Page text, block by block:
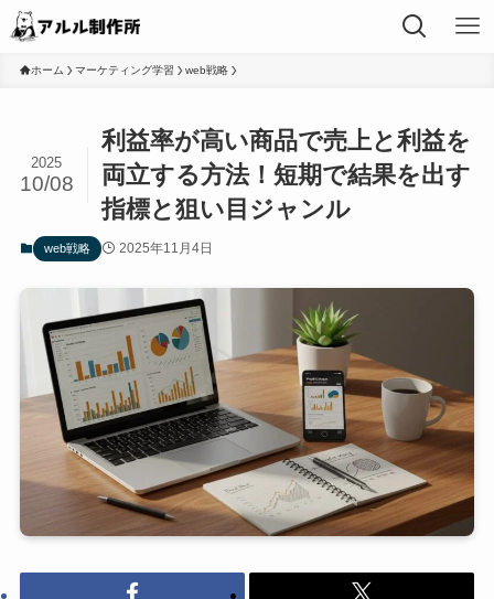
ホーム マーケティング学習 web戦略
利益率が高い商品で売上と利益を
両立する方法！短期で結果を出す
指標と狙い目ジャンル
2025
10/08
web戦略 2025年11月4日